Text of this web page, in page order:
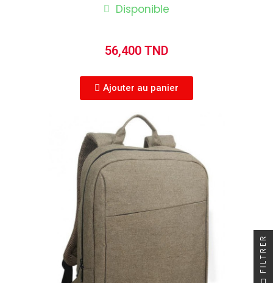
Disponible
56,400 TND
Ajouter au panier
FILTRER